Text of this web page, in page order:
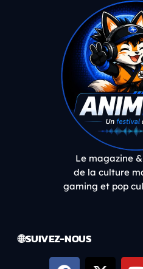
Le magazine
de la culture
gaming et pop
🌐 SUIVEZ-NOUS